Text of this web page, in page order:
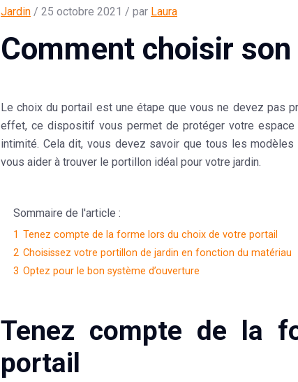
Jardin / 25 octobre 2021 / par Laura
Comment choisir
Le choix du portail est une étape que vous ne devez pas
effet, ce dispositif vous permet de protéger votre
intimité. Cela dit, vous devez savoir que tous les
vous aider à trouver le portillon idéal pour votre jardin.
Sommaire de l'article :
1 Tenez compte de la forme lors du choix de votre portail
2 Choisissez votre portillon de jardin en fonction du matériau
3 Optez pour le bon système d’ouverture
Tenez compte de la
portail